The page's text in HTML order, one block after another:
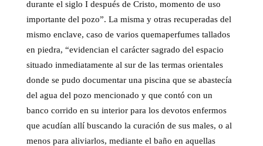
durante el siglo I después de Cristo, momento de uso
importante del pozo”. La misma y otras recuperadas del
mismo enclave, caso de varios quemaperfumes tallados
en piedra, “evidencian el carácter sagrado del espacio
situado inmediatamente al sur de las termas orientales
donde se pudo documentar una piscina que se abastecía
del agua del pozo mencionado y que contó con un
banco corrido en su interior para los devotos enfermos
que acudían allí buscando la curación de sus males, o al
menos para aliviarlos, mediante el baño en aquellas